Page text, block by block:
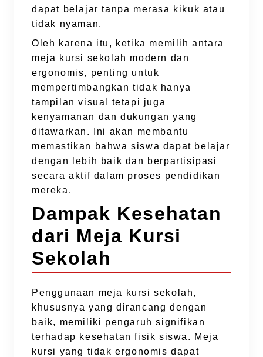
dapat belajar tanpa merasa kikuk atau
tidak nyaman.
Oleh karena itu, ketika memilih antara
meja kursi sekolah modern dan
ergonomis, penting untuk
mempertimbangkan tidak hanya
tampilan visual tetapi juga
kenyamanan dan dukungan yang
ditawarkan. Ini akan membantu
memastikan bahwa siswa dapat belajar
dengan lebih baik dan berpartisipasi
secara aktif dalam proses pendidikan
mereka.
Dampak Kesehatan
dari Meja Kursi
Sekolah
Penggunaan meja kursi sekolah,
khususnya yang dirancang dengan
baik, memiliki pengaruh signifikan
terhadap kesehatan fisik siswa. Meja
kursi yang tidak ergonomis dapat